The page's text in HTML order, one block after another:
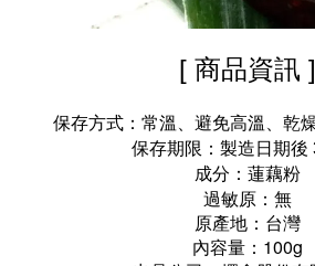
[ 商品資訊 ]
保存方式 ： 常溫 、避免高溫、乾
保存期限： 製造日期後
成分： 蓮藕粉
過敏原：無
原產地：台灣
內容量：100g